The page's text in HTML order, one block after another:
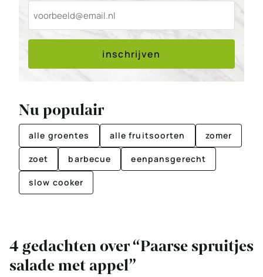
inschrijven
Nu populair
alle groentes alle fruitsoorten zomer
zoet barbecue eenpansgerecht
slow cooker
4 gedachten over “Paarse spruitjes
salade met appel”